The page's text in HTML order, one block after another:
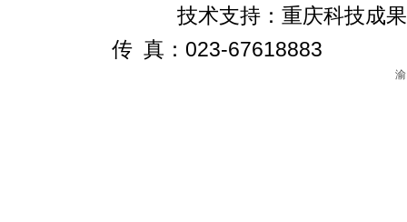
技术支持：重庆科技成果
传 真：023-67618883